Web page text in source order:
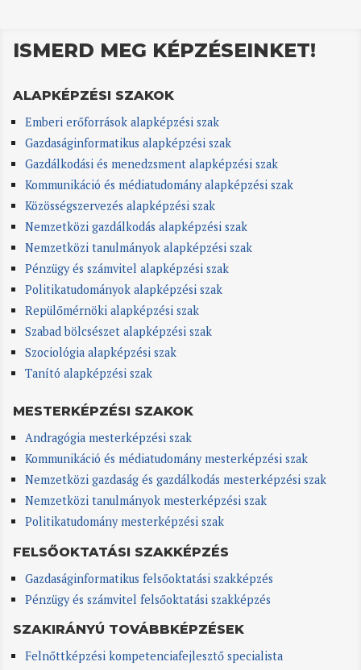
ISMERD MEG KÉPZÉSEINKET!
ALAPKÉPZÉSI SZAKOK
Emberi erőforrások alapképzési szak
Gazdaságinformatikus alapképzési szak
Gazdálkodási és menedzsment alapképzési szak
Kommunikáció és médiatudomány alapképzési szak
Közösségszervezés alapképzési szak
Nemzetközi gazdálkodás alapképzési szak
Nemzetközi tanulmányok alapképzési szak
Pénzügy és számvitel alapképzési szak
Politikatudományok alapképzési szak
Repülőmérnöki alapképzési szak
Szabad bölcsészet alapképzési szak
Szociológia alapképzési szak
Tanító alapképzési szak
MESTERKÉPZÉSI SZAKOK
Andragógia mesterképzési szak
Kommunikáció és médiatudomány mesterképzési szak
Nemzetközi gazdaság és gazdálkodás mesterképzési szak
Nemzetközi tanulmányok mesterképzési szak
Politikatudomány mesterképzési szak
FELSŐOKTATÁSI SZAKKÉPZÉS
Gazdaságinformatikus felsőoktatási szakképzés
Pénzügy és számvitel felsőoktatási szakképzés
SZAKIRÁNYÚ TOVÁBBKÉPZÉSEK
Felnőttképzési kompetenciafejlesztő specialista